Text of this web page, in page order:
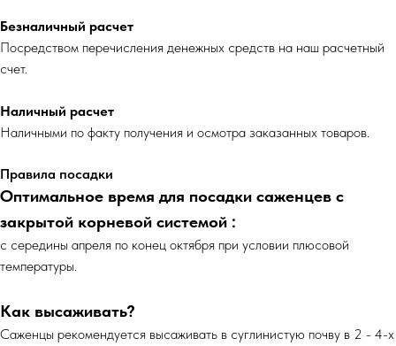
Безналичный расчет
Посредством перечисления денежных средств на наш расчетный
счет.
Наличный расчет
Наличными по факту получения и осмотра заказанных товаров.
Правила посадки
Оптимальное время для посадки саженцев с
закрытой корневой системой :
с середины апреля по конец октября при условии плюсовой
температуры.
Как высаживать?
Саженцы рекомендуется высаживать в суглинистую почву в 2 - 4-х